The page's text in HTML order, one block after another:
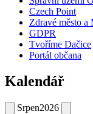
Czech Point
Zdravé město a
GDPR
Tvoříme Dačice
Portál občana
Kalendář
Srpen2026